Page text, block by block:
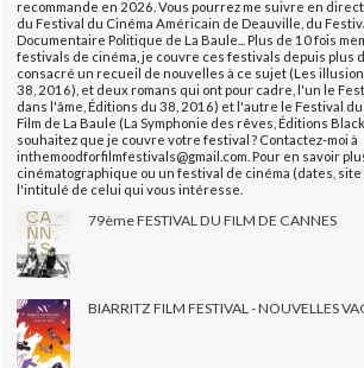
recommande en 2026. Vous pourrez me suivre en
du Festival du Cinéma Américain de Deauville, du
Documentaire Politique de La Baule... Plus de 10 fois
festivals de cinéma, je couvre ces festivals depuis plus
consacré un recueil de nouvelles à ce sujet (Les
38, 2016), et deux romans qui ont pour cadre, l'un le
dans l'âme, Éditions du 38, 2016) et l'autre le Festival
Film de La Baule (La Symphonie des rêves, Éditions
souhaitez que je couvre votre festival ? Contactez-moi à
inthemoodforfilmfestivals@gmail.com. Pour en savoir
cinématographique ou un festival de cinéma (dates,
l'intitulé de celui qui vous intéresse.
79ème FESTIVAL DU FILM DE CANNES
BIARRITZ FILM FESTIVAL - NOUVELLES